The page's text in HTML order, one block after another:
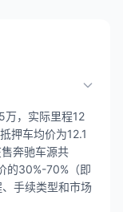
万，实际里程12
押车均价为12.1
奔驰车源共
的30%-70%（即
手续类型和市场